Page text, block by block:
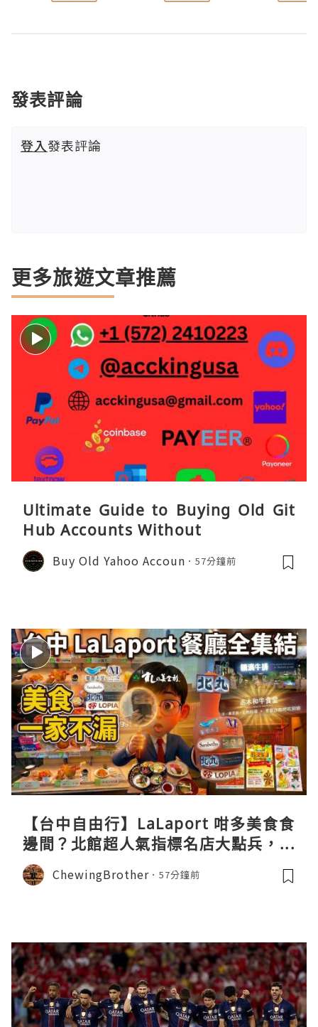
發表評論
登入發表評論
更多旅遊文章推薦
Ultimate Guide to Buying Old Git
Hub Accounts Without
Buy Old Yahoo Accoun 57分鐘前
【台中自由行】LaLaport 咁多美食食
邊間？北館超人氣指標名店大點兵，深
度實測日本直送「北丸」職人料理與南
館 LOPIA 超市神級熟食區！
ChewingBrother 57分鐘前